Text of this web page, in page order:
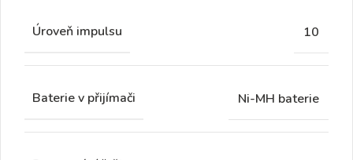
Úroveň impulsu 10
Baterie v přijímači Ni-MH baterie